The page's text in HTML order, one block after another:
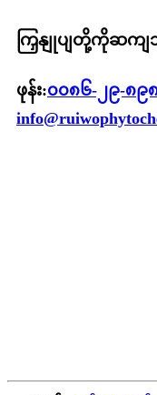
ကြှနျုပျတို့ကိုဆကျ
ဖုန်း:၀၀၈၆-၂၉-၈၉